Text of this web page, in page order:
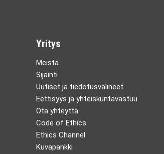
Yritys
Meistä
Sijainti
Uutiset ja tiedotusvälineet
Eettisyys ja yhteiskuntavastuu
Ota yhteyttä
Code of Ethics
Ethics Channel
Kuvapankki